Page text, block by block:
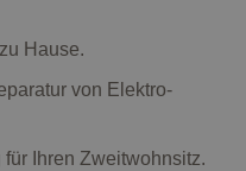
Hause.
von Elektro-
Ihren Zweitwohnsitz.